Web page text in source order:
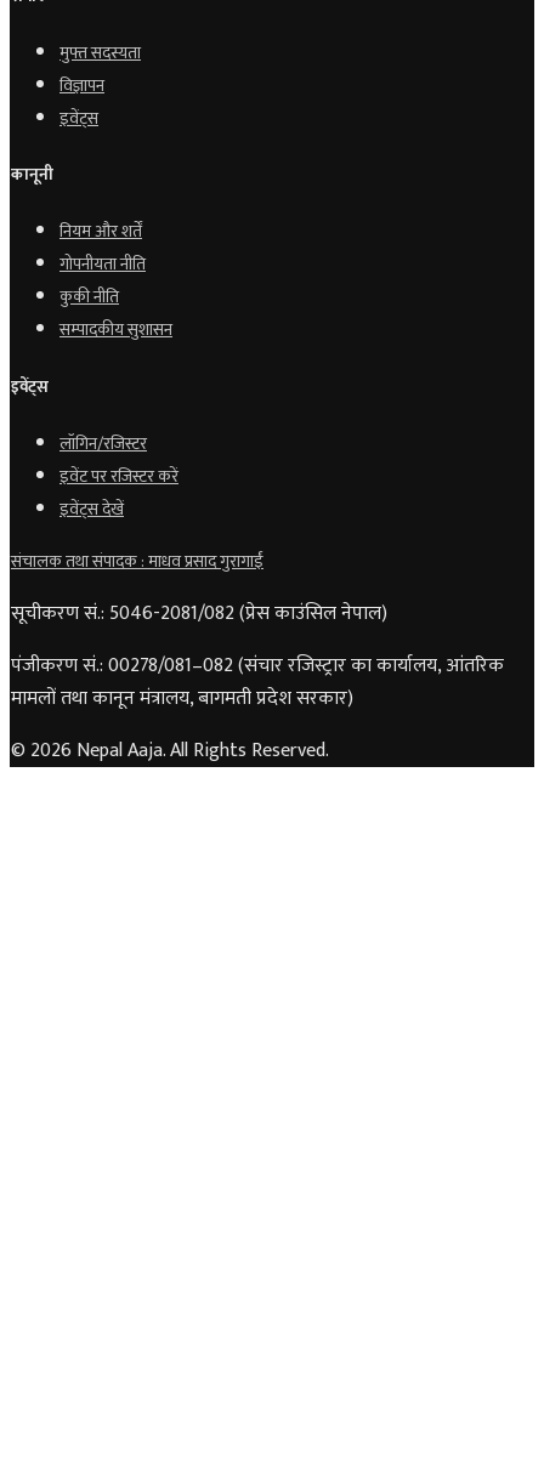
मुफ्त सदस्यता
विज्ञापन
इवेंट्स
कानूनी
नियम और शर्तें
गोपनीयता नीति
कुकी नीति
सम्पादकीय सुशासन
इवेंट्स
लॉगिन/रजिस्टर
इवेंट पर रजिस्टर करें
इवेंट्स देखें
संचालक तथा संपादक : माधव प्रसाद गुरागाईं
सूचीकरण सं.: 5046-2081/082 (प्रेस काउंसिल नेपाल)
पंजीकरण सं.: 00278/081–082 (संचार रजिस्ट्रार का कार्यालय, आंतरिक
मामलों तथा कानून मंत्रालय, बागमती प्रदेश सरकार)
© 2026 Nepal Aaja. All Rights Reserved.